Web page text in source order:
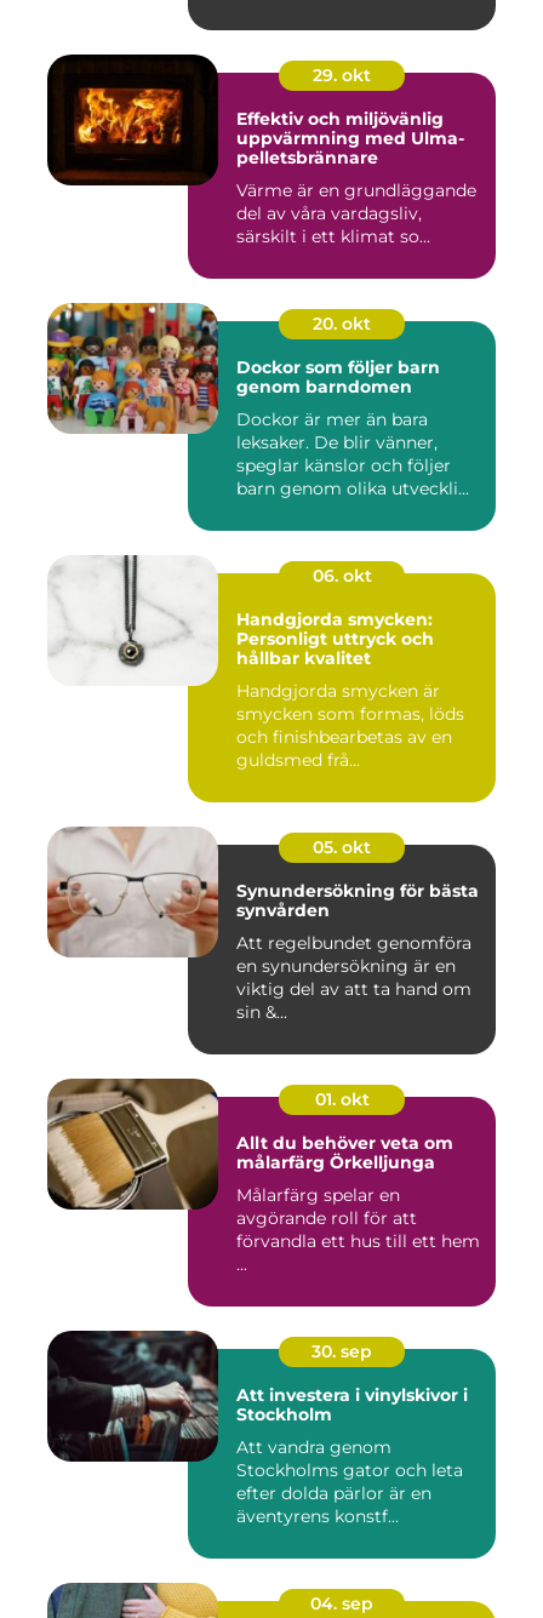
29. okt
Effektiv och miljövänlig
uppvärmning med Ulma-
pelletsbrännare
Värme är en grundläggande
del av våra vardagsliv,
särskilt i ett klimat so...
20. okt
Dockor som följer barn
genom barndomen
Dockor är mer än bara
leksaker. De blir vänner,
speglar känslor och följer
barn genom olika utveckli...
06. okt
Handgjorda smycken:
Personligt uttryck och
hållbar kvalitet
Handgjorda smycken är
smycken som formas, löds
och finishbearbetas av en
guldsmed frå...
05. okt
Synundersökning för bästa
synvården
Att regelbundet genomföra
en synundersökning är en
viktig del av att ta hand om
sin &...
01. okt
Allt du behöver veta om
målarfärg Örkelljunga
Målarfärg spelar en
avgörande roll för att
förvandla ett hus till ett hem
...
30. sep
Att investera i vinylskivor i
Stockholm
Att vandra genom
Stockholms gator och leta
efter dolda pärlor är en
äventyrens konstf...
04. sep